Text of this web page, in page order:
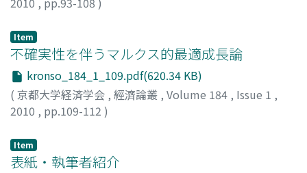
Item
不確実性を伴うマルクス的最適成長論
kronso_184_1_109.pdf(620.34 KB)
( 京都大学経済学会 , 經濟論叢 , Volume 184 , Issue 1 ,
2010 , pp.109-112 )
カナエ, リョウ
Item
表紙・執筆者紹介